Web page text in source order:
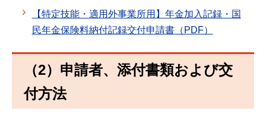
【特定技能・適用外事業所用】年金加入記録・国
民年金保険料納付記録交付申請書（PDF）
（2）申請者、添付書類および交
付方法